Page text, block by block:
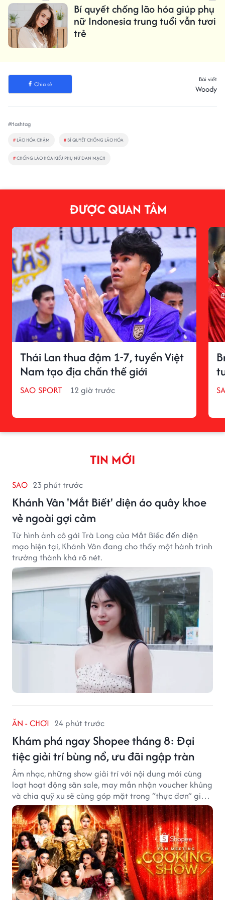
Bí quyết chống lão hóa giúp phụ
nữ Indonesia trung tuổi vẫn tươi
trẻ
Chia sẻ
Bài viết
Woody
#Hashtag
# LÃO HÓA CHẬM # BÍ QUYẾT CHỐNG LÃO HÓA
#CHỐNG LÃO HÓA KIỂU PHỤ NỮ ĐAN MẠCH
ĐƯỢC QUAN TÂM
Thái Lan thua đậm 1-7, tuyển Việt
Nam tạo địa chấn thế giới
SAO SPORT 12 giờ trước
TIN MỚI
SAO 23 phút trước
Khánh Vân 'Mắt Biết' diện áo quây khoe
vẻ ngoài gợi cảm
Từ hình ảnh cô gái Trà Long của Mắt Biếc đến diện
mạo hiện tại, Khánh Vân đang cho thấy một hành trình
trưởng thành khá rõ nét.
ĂN - CHƠI 24 phút trước
Khám phá ngay Shopee tháng 8: Đại
tiệc giải trí bùng nổ, ưu đãi ngập tràn
Âm nhạc, những show giải trí với nội dung mới cùng
loạt hoạt động săn sale, may mắn nhận voucher khủng
và chia quỹ xu sẽ cùng góp mặt trong “thực đơn” giải
trí cuối tuần trên Shopee, diễn ra liên tiếp vào ngày
7/8 và 8/8.